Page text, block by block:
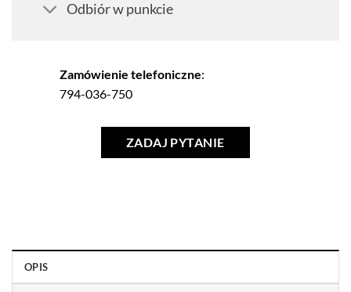
Odbiór w punkcie
Zamówienie telefoniczne:
794-036-750
ZADAJ PYTANIE
OPIS